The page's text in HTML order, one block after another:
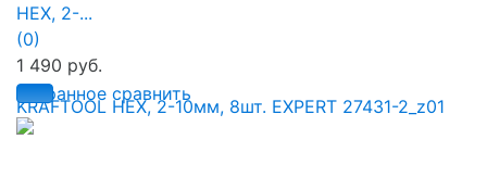
избранное сравнить
HEX, 2-...
(0)
1 490 руб.